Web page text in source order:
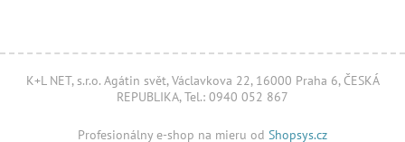
K+L NET, s.r.o. Agátin svět, Václavkova 22, 16000 Praha 6, ČESKÁ
REPUBLIKA, Tel.: 0940 052 867
Profesionálny e-shop na mieru od Shopsys.cz